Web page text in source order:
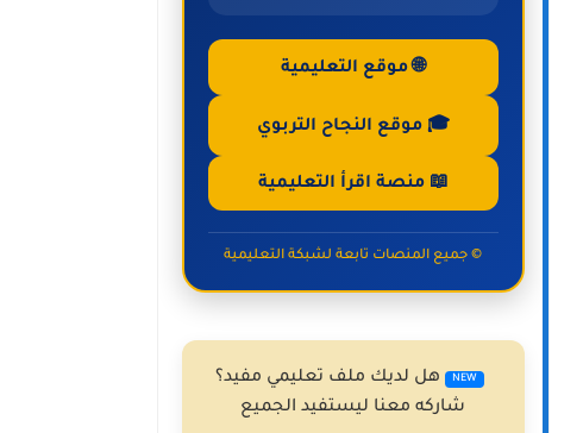
🌐 موقع التعليمية
🎓 موقع النجاح التربوي
📖 منصة اقرأ التعليمية
© جميع المنصات تابعة لشبكة التعليمية
NEW
هل لديك ملف تعليمي مفيد؟
شاركه معنا ليستفيد الجميع